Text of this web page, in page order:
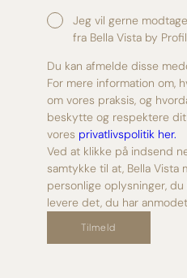
Jeg vil gerne
fra Bella Vista by
Du kan afmelde disse
For mere information om,
om vores praksis, og
beskytte og respektere
vores privatlivspolitik her.
Ved at klikke på indsend
samtykke til at, Bella Vista
personlige oplysninger,
levere det, du har